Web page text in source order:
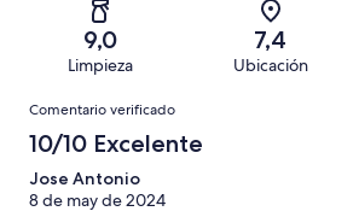
puntuación
puntuación
Bueno
puntuación
Normal
una
puntuación
22
una
puntuación
de
9,0
Limpieza
7,4
Ubicación
Comentarios
Comentario verificado
10/10 Excelente
Jose Antonio
8 de may de 2024